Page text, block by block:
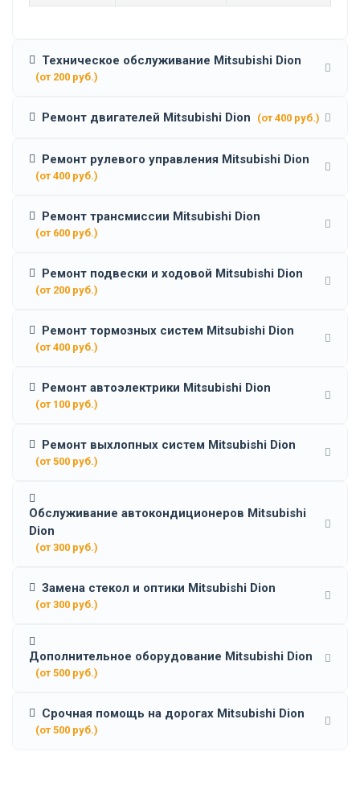
Техническое обслуживание Mitsubishi Dion
(от 200 руб.)
Ремонт двигателей Mitsubishi Dion (от 400 руб.)
Ремонт рулевого управления Mitsubishi Dion
(от 400 руб.)
Ремонт трансмиссии Mitsubishi Dion
(от 600 руб.)
Ремонт подвески и ходовой Mitsubishi Dion
(от 200 руб.)
Ремонт тормозных систем Mitsubishi Dion
(от 400 руб.)
Ремонт автоэлектрики Mitsubishi Dion
(от 100 руб.)
Ремонт выхлопных систем Mitsubishi Dion
(от 500 руб.)
Обслуживание автокондиционеров Mitsubishi
Dion
(от 300 руб.)
Замена стекол и оптики Mitsubishi Dion
(от 300 руб.)
Дополнительное оборудование Mitsubishi Dion
(от 500 руб.)
Срочная помощь на дорогах Mitsubishi Dion
(от 500 руб.)